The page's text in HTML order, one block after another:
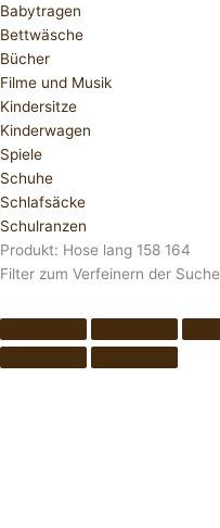
Babytragen
Bettwäsche
Bücher
Filme und Musik
Kindersitze
Kinderwagen
Spiele
Schuhe
Schlafsäcke
Schulranzen
Produkt: Hose lang 158 164
Filter zum Verfeinern der